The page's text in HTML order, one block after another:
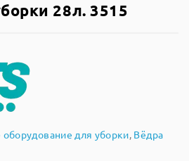
28л. 3515
для уборки, Вёдра